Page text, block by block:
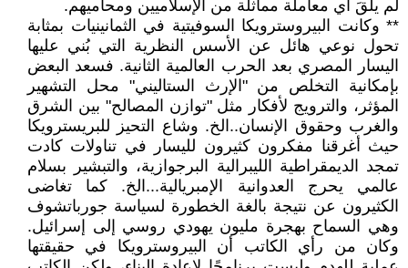
لم يلقَ أي معاملة مماثلة من الإسلاميين ومحاميهم.
** وكانت البيروسترويكا السوفيتية في الثمانينيات بمثابة
تحول نوعي هائل عن الأسس النظرية التي بُني عليها
اليسار المصري بعد الحرب العالمية الثانية. فسعد البعض
بإمكانية التخلص من "الإرث الستاليني" محل التشهير
المؤثر، والترويج لأفكار مثل "توازن المصالح" بين الشرق
والغرب وحقوق الإنسان..الخ. وشاع التحيز للبريسترويكا
حيث أغرقنا مفكرون كثيرون لليسار في تناولات كادت
تمجد الديمقراطية الليبرالية البرجوازية، والتبشير بسلام
عالمي يحرج العدوانية الإمبريالية...الخ. كما تغاضى
الكثيرون عن نتيجة بالغة الخطورة لسياسة جورباتشوف
وهي السماح بهجرة مليون يهودي روسي إلى إسرائيل.
وكان من رأي الكاتب أن البيروسترويكا في حقيقتها